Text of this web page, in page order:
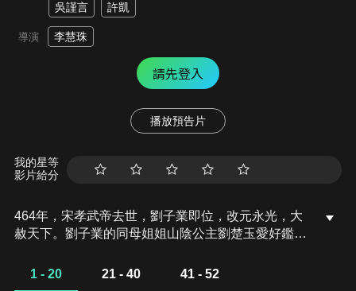
吳謹言
許凱
導演 李慧珠
請先登入
播放預告片
我的星等
影片給分
464年，宋孝武帝去世，劉子業即位，改元永光，大
赦天下。劉子業的同母姐姐山陰公主劉楚玉愛好鑑賞
遊玩，意外墜河，醒來後性情大變，行為失常，引起
1 - 20 21 - 40 41 - 52